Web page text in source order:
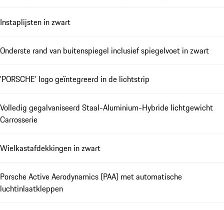
Instaplijsten in zwart
Onderste rand van buitenspiegel inclusief spiegelvoet in zwart
'PORSCHE' logo geïntegreerd in de lichtstrip
Volledig gegalvaniseerd Staal-Aluminium-Hybride lichtgewicht
Carrosserie
Wielkastafdekkingen in zwart
Porsche Active Aerodynamics (PAA) met automatische
luchtinlaatkleppen